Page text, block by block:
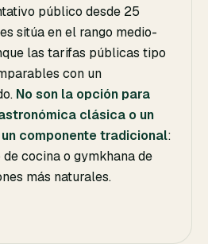
público desde 25
sitúa en el rango medio-
las tarifas públicas tipo
con un
No son la opción para
clásica o un
componente tradicional:
cocina o gymkhana de
más naturales.